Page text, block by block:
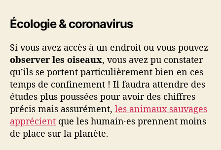
Écologie & coronavirus
Si vous avez accès à un endroit ou vous pouvez
observer les oiseaux, vous avez pu constater
qu’ils se portent particulièrement bien en ces
temps de confinement ! Il faudra attendre des
études plus poussées pour avoir des chiffres
précis mais assurément, les animaux sauvages
apprécient que les humain·es prennent moins
de place sur la planète.